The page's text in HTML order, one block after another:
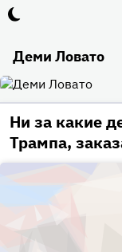
Деми Ловато
Ни за какие
Трампа,